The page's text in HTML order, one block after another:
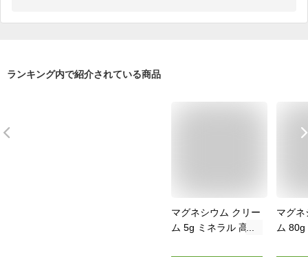
ランキング内で紹介されている商品
マグネシウム クリー
ム 5g ミネラル 高濃
マグネ
ム